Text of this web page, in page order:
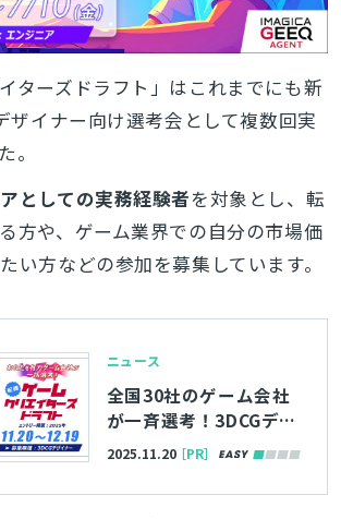
ターズドラフト」はこれまでにも新
ザイナー向け選考会として複数回実
。
としての実務経験者を対象とし、転
方や、ゲーム業界での自分の市場価
い方などの参加を募集しています。
ニュース
全国30社のゲーム会社
が一斉選考！3DCGデザ
イナー向け求人イベン
リエイターズドラフ
2025.11.20［PR］